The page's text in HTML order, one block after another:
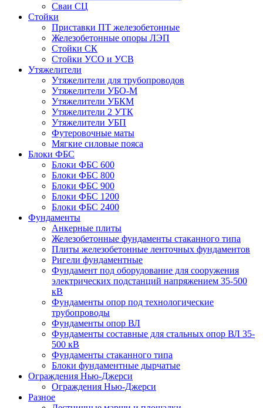
Сваи СЦ
Стойки
Приставки ПТ железобетонные
Железобетонные опоры ЛЭП
Стойки СК
Стойки УСО и УСВ
Утяжелители
Утяжелители для трубопроводов
Утяжелители УБО-М
Утяжелители УБКМ
Утяжелители 2 УТК
Утяжелители УБП
Футеровочные маты
Мягкие силовые пояса
Блоки ФБС
Блоки ФБС 600
Блоки ФБС 800
Блоки ФБС 900
Блоки ФБС 1200
Блоки ФБС 2400
Фундаменты
Анкерные плиты
Железобетонные фундаменты стаканного типа
Плиты железобетонные ленточных фундаментов
Ригели фундаментные
Фундамент под оборудование для сооружения
электрических подстанций напряжением 35-500
кВ
Фундаменты опор под технологические
трубопроводы
Фундаменты опор ВЛ
Фундаменты составные для стальных опор ВЛ 35-
500 кВ
Фундаменты стаканного типа
Блоки фундаментные дырчатые
Ограждения Нью-Джерси
Ограждения Нью-Джерси
Разное